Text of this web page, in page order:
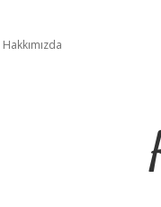
Hakkımızda